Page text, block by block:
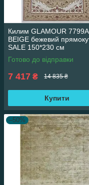
Килим GLAMOUR 7799A
BEIGE бежевий
SALE 150*230 см
Готово до відправки
7 417 ₴ 14 835 ₴
Купити
–50%